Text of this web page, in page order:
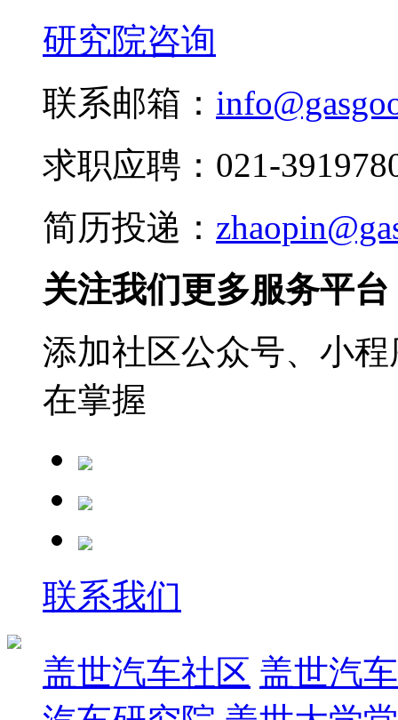
研究院咨询
联系邮箱：
求职应聘：021-
简历投递：
关注我们更多服务平台
添加社区公众号、小
在掌握
联系我们
盖世汽车社区 盖世汽